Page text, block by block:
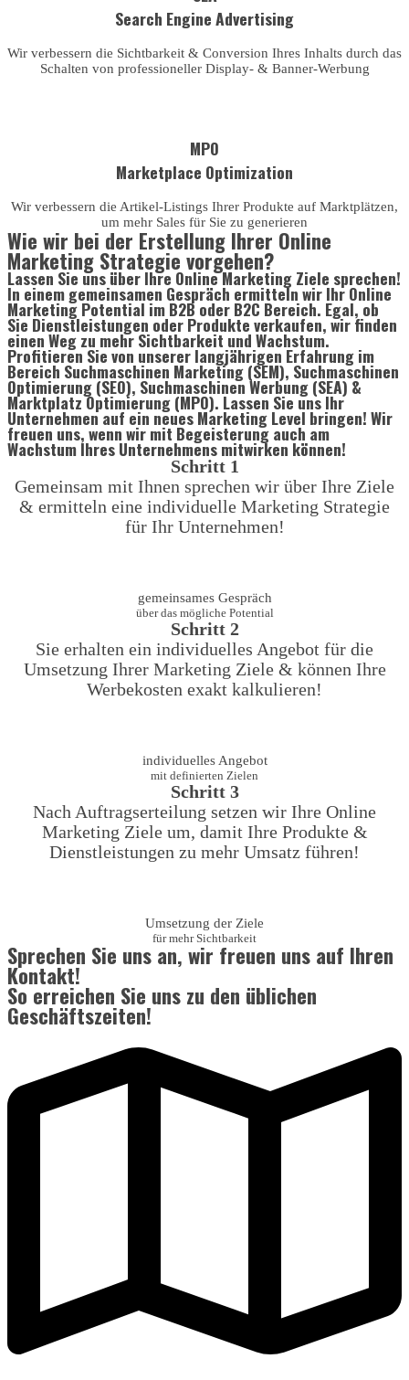
Search Engine Advertising
Wir verbessern die Sichtbarkeit & Conversion Ihres Inhalts durch das
Schalten von professioneller Display- & Banner-Werbung
MPO
Marketplace Optimization
Wir verbessern die Artikel-Listings Ihrer Produkte auf Marktplätzen,
um mehr Sales für Sie zu generieren
Wie wir bei der Erstellung Ihrer Online
Marketing Strategie vorgehen?
Lassen Sie uns über Ihre Online Marketing Ziele sprechen!
In einem gemeinsamen Gespräch ermitteln wir Ihr Online
Marketing Potential im B2B oder B2C Bereich. Egal, ob
Sie Dienstleistungen oder Produkte verkaufen, wir finden
einen Weg zu mehr Sichtbarkeit und Wachstum.
Profitieren Sie von unserer langjährigen Erfahrung im
Bereich Suchmaschinen Marketing (SEM), Suchmaschinen
Optimierung (SEO), Suchmaschinen Werbung (SEA) &
Marktplatz Optimierung (MPO). Lassen Sie uns Ihr
Unternehmen auf ein neues Marketing Level bringen! Wir
freuen uns, wenn wir mit Begeisterung auch am
Wachstum Ihres Unternehmens mitwirken können!
Schritt 1
Gemeinsam mit Ihnen sprechen wir über Ihre Ziele
& ermitteln eine individuelle Marketing Strategie
für Ihr Unternehmen!
gemeinsames Gespräch
über das mögliche Potential
Schritt 2
Sie erhalten ein individuelles Angebot für die
Umsetzung Ihrer Marketing Ziele & können Ihre
Werbekosten exakt kalkulieren!
individuelles Angebot
mit definierten Zielen
Schritt 3
Nach Auftragserteilung setzen wir Ihre Online
Marketing Ziele um, damit Ihre Produkte &
Dienstleistungen zu mehr Umsatz führen!
Umsetzung der Ziele
für mehr Sichtbarkeit
Sprechen Sie uns an, wir freuen uns auf Ihren
Kontakt!
So erreichen Sie uns zu den üblichen
Geschäftszeiten!